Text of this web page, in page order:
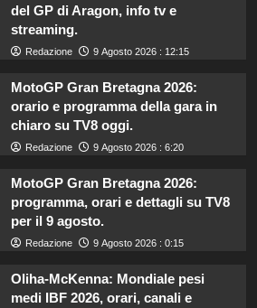
del GP di Aragon, info tv e
streaming.
Redazione 9 Agosto 2026 : 12:15
MotoGP Gran Bretagna 2026:
orario e programma della gara in
chiaro su TV8 oggi.
Redazione 9 Agosto 2026 : 6:20
MotoGP Gran Bretagna 2026:
programma, orari e dettagli su TV8
per il 9 agosto.
Redazione 9 Agosto 2026 : 0:15
Oliha-McKenna: Mondiale pesi
medi IBF 2026, orari, canali e